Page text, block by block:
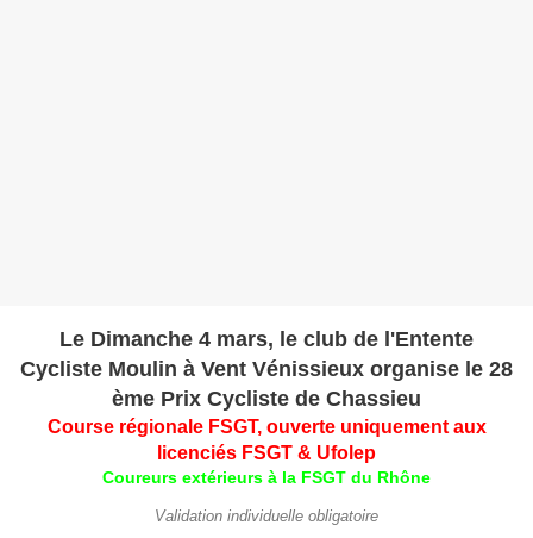
Le Dimanche 4 mars, le club de l'Entente
Cycliste Moulin à Vent Vénissieux organise le 28
ème Prix Cycliste de Chassieu
Course régionale FSGT, ouverte uniquement aux
licenciés FSGT & Ufolep
Coureurs extérieurs à la FSGT du Rhône
Validation individuelle obligatoire